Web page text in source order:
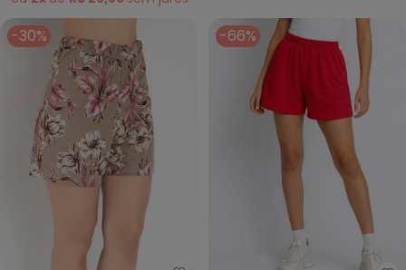
-30% -66%